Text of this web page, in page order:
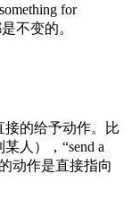
for
不变的。
接的给予动作。比
某人），“send a
动作是直接指向